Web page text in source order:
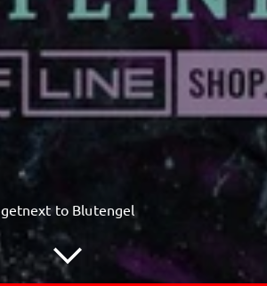
getnext to Blutengel